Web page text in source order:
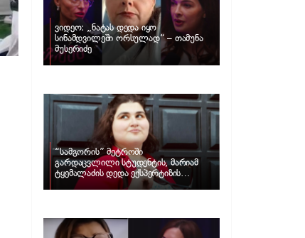
ვიდეო: „ნატას დედა იყო
სინამდვილეში ორსულად“ – თამუნა
მუსერიძე
“სამგორის” მეტროში
გარდაცვლილი სტუდენტის, მარიამ
ტყემალაძის დედა ექსპერტიზის
პასუხს აქვეყნებს – რა გახდა გოგონას